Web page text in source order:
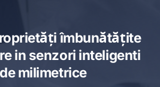
îmbunătăţite
in senzori inteligenti
milimetrice